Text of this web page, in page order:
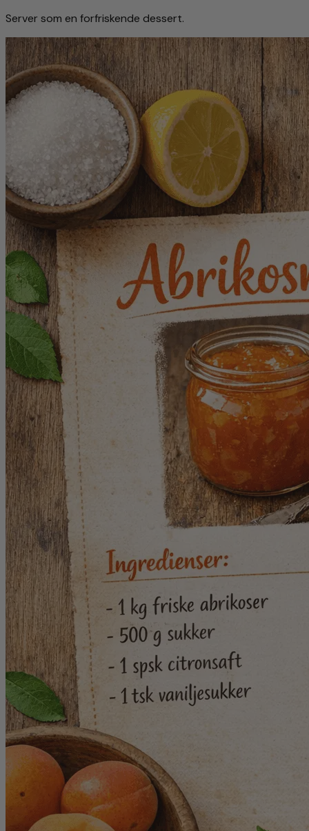
Server som en forfriskende dessert.